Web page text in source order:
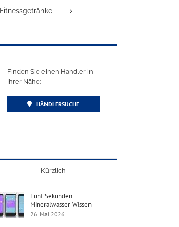
Fitnessgetränke
Finden Sie einen Händler in
Ihrer Nähe:
HÄNDLERSUCHE
Kürzlich
Fünf Sekunden
Mineralwasser-Wissen
26. Mai 2026